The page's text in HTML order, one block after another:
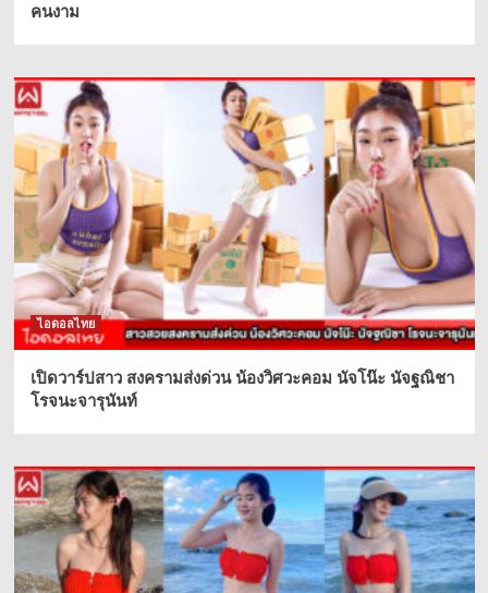
คนงาม
ไอดอลไทย
เปิดวาร์ปสาว สงครามส่งด่วน น้องวิศวะคอม นัจโน๊ะ นัจฐณิชา
โรจนะจารุนันท์